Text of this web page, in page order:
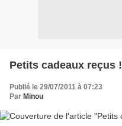
Petits cadeaux reçus !
Publié le 29/07/2011 à 07:23
Par Minou